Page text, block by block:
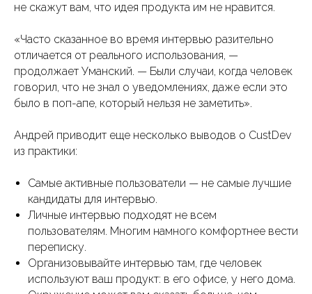
не скажут вам, что идея продукта им не нравится.
«Часто сказанное во время интервью разительно
отличается от реального использования, —
продолжает Уманский. — Были случаи, когда человек
говорил, что не знал о уведомлениях, даже если это
было в поп-апе, который нельзя не заметить».
Андрей приводит еще несколько выводов о CustDev
из практики:
Самые активные пользователи — не самые лучшие
кандидаты для интервью.
Личные интервью подходят не всем
пользователям. Многим намного комфортнее вести
переписку.
Организовывайте интервью там, где человек
используют ваш продукт: в его офисе, у него дома.